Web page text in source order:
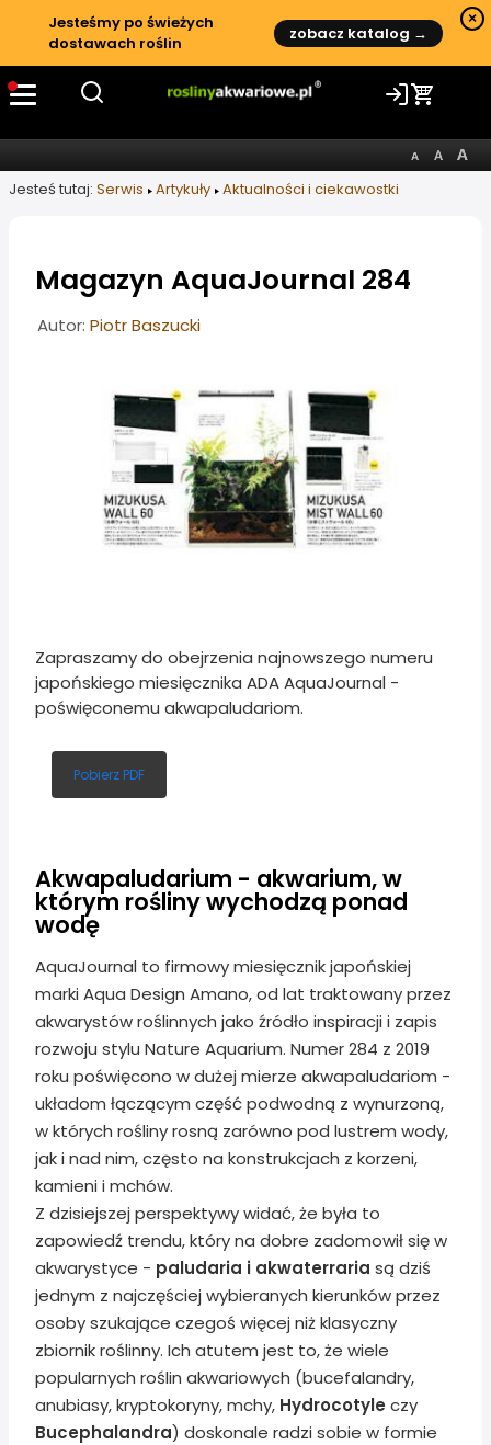
Jesteśmy po świeżych
dostawach roślin
zobacz katalog →
×
Jesteś tutaj: Serwis Artykuły Aktualności i ciekawostki
Magazyn AquaJournal 284
Informacje o artykule
Autor: Piotr Baszucki
Zapraszamy do obejrzenia najnowszego numeru
japońskiego miesięcznika ADA AquaJournal -
poświęconemu akwapaludariom.
Pobierz PDF
Akwapaludarium - akwarium, w
którym rośliny wychodzą ponad
wodę
AquaJournal to firmowy miesięcznik japońskiej
marki Aqua Design Amano, od lat traktowany przez
akwarystów roślinnych jako źródło inspiracji i zapis
rozwoju stylu Nature Aquarium. Numer 284 z 2019
roku poświęcono w dużej mierze akwapaludariom -
układom łączącym część podwodną z wynurzoną,
w których rośliny rosną zarówno pod lustrem wody,
jak i nad nim, często na konstrukcjach z korzeni,
kamieni i mchów.
Z dzisiejszej perspektywy widać, że była to
zapowiedź trendu, który na dobre zadomowił się w
akwarystyce - paludaria i akwaterraria są dziś
jednym z najczęściej wybieranych kierunków przez
osoby szukające czegoś więcej niż klasyczny
zbiornik roślinny. Ich atutem jest to, że wiele
popularnych roślin akwariowych (bucefalandry,
anubiasy, kryptokoryny, mchy, Hydrocotyle czy
Bucephalandra) doskonale radzi sobie w formie